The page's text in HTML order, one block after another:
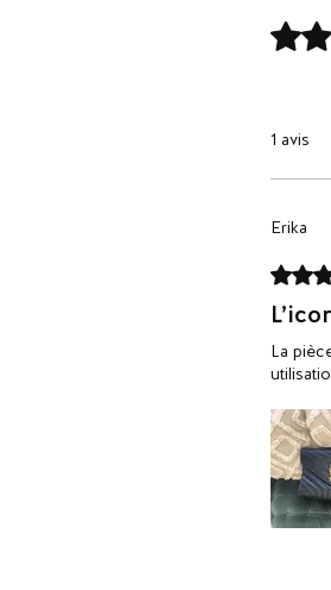
Noté 5
1 avis
Erika
Noté 5
La